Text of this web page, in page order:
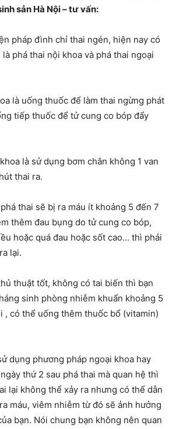
sản Hà Nội – tư vấn:
pháp đình chỉ thai ngén, hiện nay có
phá thai nội khoa và phá thai ngoại
là uống thuốc để làm thai ngừng phát
tiếp thuốc để tử cung co bóp đẩy
là sử dụng bơm chân không 1 van
thai ra.
thai sẽ bị ra máu ít khoảng 5 đến 7
thêm đau bụng do tử cung co bóp,
hoặc quá đau hoặc sốt cao… thì phải
lại.
thuật tốt, không có tai biến thì bạn
sinh phòng nhiễm khuẩn khoảng 5
, có thể uống thêm thuốc bổ (vitamin)
dụng phương pháp ngoại khoa hay
thứ 2 sau phá thai mà quan hệ thì
lại không thể xảy ra nhưng có thể dẫn
máu, viêm nhiễm từ đó sẽ ảnh hưởng
bạn. Nói chung bạn không nên quan